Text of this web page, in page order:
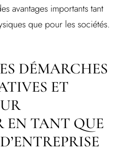
avantages importants tant
que pour les sociétés.
DÉMARCHES
ET
EN TANT QUE